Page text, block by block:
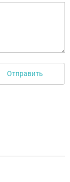
Отправить